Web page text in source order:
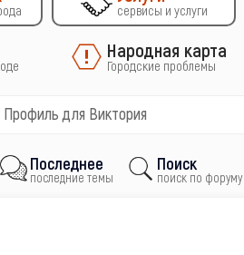
сервисы и услуги
Народная карта
Городские проблемы
Профиль для Виктория
Последнее
последние темы
Поиск
поиск по форуму